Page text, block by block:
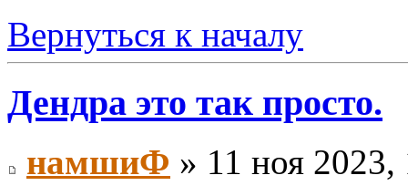
Вернуться к началу
Дендра это так просто.
намшиФ » 11 ноя 2023,